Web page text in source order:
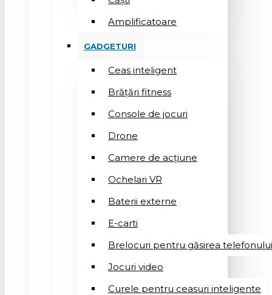
Amplificatoare
GADGETURI
Ceas inteligent
Brățări fitness
Console de jocuri
Drone
Camere de acțiune
Ochelari VR
Baterii externe
E-carti
Brelocuri pentru găsirea telefonului
Jocuri video
Curele pentru ceasuri inteligente